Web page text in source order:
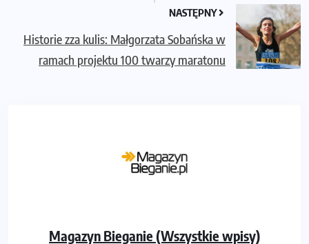
NASTĘPNY
Historie zza kulis: Małgorzata Sobańska w
ramach projektu 100 twarzy maratonu
Magazyn Bieganie (Wszystkie wpisy)